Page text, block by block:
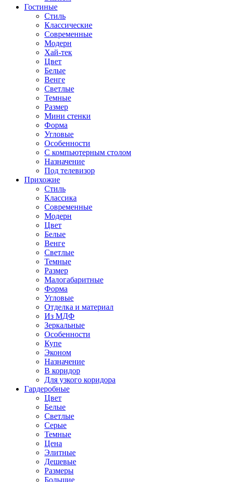
Гостиные
Стиль
Классические
Современные
Модерн
Хай-тек
Цвет
Белые
Венге
Светлые
Темные
Размер
Мини стенки
Форма
Угловые
Особенности
С компьютерным столом
Назначение
Под телевизор
Прихожие
Стиль
Классика
Современные
Модерн
Цвет
Белые
Венге
Светлые
Темные
Размер
Малогабаритные
Форма
Угловые
Отделка и материал
Из МДФ
Зеркальные
Особенности
Купе
Эконом
Назначение
В коридор
Для узкого коридора
Гардеробные
Цвет
Белые
Светлые
Серые
Темные
Цена
Элитные
Дешевые
Размеры
Большие